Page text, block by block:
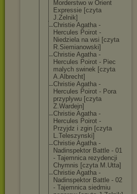
Morderstwo w Orient
Expressie [czyta
J.Zelnik]
Christie Agatha -
Hercules Poirot -
Niedziela na wsi [czyta
R.Siemianowski]
Christie Agatha -
Hercules Poirot - Piec
malych swinek [czyta
A.Albrecht]
Christie Agatha -
Hercules Poirot - Pora
przyplywu [czyta
Z.Wardejn]
Christie Agatha -
Hercules Poirot -
Przyjdz i zgin [czyta
L.Teleszynski]
Christie Agatha -
Nadinspektor Battle - 01
- Tajemnica rezydencji
Chymnis [czyta M.Utta]
Christie Agatha -
Nadinspektor Battle - 02
- Tajemnica siedmiu